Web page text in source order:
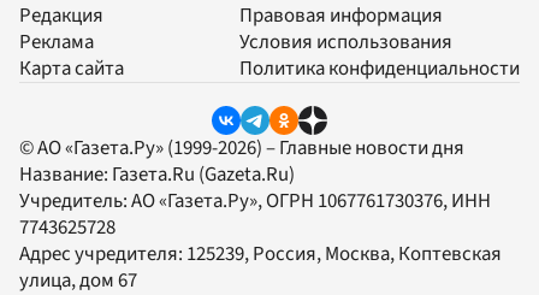
Редакция
Реклама
Карта сайта
Правовая информация
Условия использования
Политика конфиденциальности
© АО «Газета.Ру» (1999-2026) – Главные новости дня
Название: Газета.Ru (Gazeta.Ru)
Учредитель:АО «Газета.Ру», ОГРН 1067761730376, ИНН
7743625728
Адрес учредителя: 125239, Россия, Москва, Коптевская
улица, дом 67